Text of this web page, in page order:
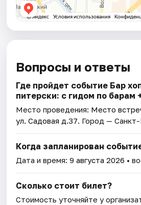
Вопросы и ответы
Где пройдет событие Бар
питерски: с гидом по барам
Место проведения: Место
ул. Садовая д.37. Город —
Когда запланирован
Дата и время:9 августа 2026 •
Сколько стоит билет?
Стоимость уточняйте у